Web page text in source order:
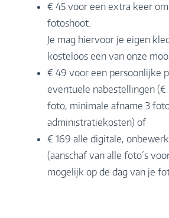
€ 45 voor een extra keer
fotoshoot.
Je mag hiervoor je eigen
kosteloos een van onze
€ 49 voor een persoonlijke
eventuele nabestellingen (€
foto, minimale afname 3
administratiekosten) of
€ 169 alle digitale,
(aanschaf van alle foto´s
mogelijk op de dag van je